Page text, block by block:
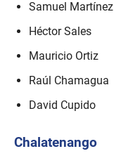
Samuel Martínez
Héctor Sales
Mauricio Ortiz
Raúl Chamagua
David Cupido
Chalatenango